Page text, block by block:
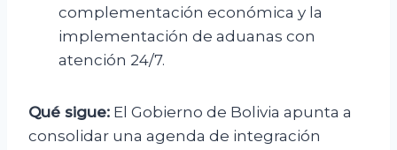
complementación económica y la
implementación de aduanas con
atención 24/7.
Qué sigue: El Gobierno de Bolivia apunta a
consolidar una agenda de integración